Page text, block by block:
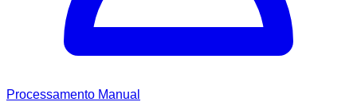
Processamento Manual